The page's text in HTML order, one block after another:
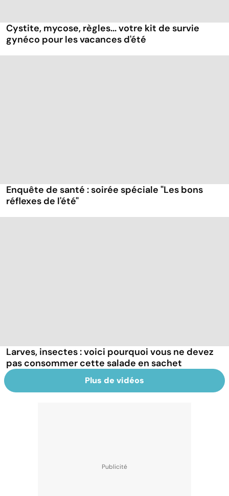
Cystite, mycose, règles... votre kit de survie
gynéco pour les vacances d'été
Enquête de santé : soirée spéciale "Les bons
réflexes de l'été"
Larves, insectes : voici pourquoi vous ne devez
pas consommer cette salade en sachet
Plus de vidéos